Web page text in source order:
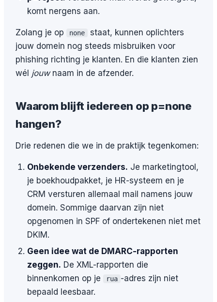
komt nergens aan.
Zolang je op none
staat, kunnen oplichters
jouw domein nog steeds misbruiken voor
phishing richting je klanten. En die klanten zien
wél jouwnaam in de afzender.
Waarom blijft iedereen op p=none
hangen?
Drie redenen die we in de praktijk tegenkomen:
Onbekende verzenders. Je marketingtool,
je boekhoudpakket, je HR-systeem en je
CRM versturen allemaal mail namens jouw
domein. Sommige daarvan zijn niet
opgenomen in SPF of ondertekenen niet met
DKIM.
Geen idee wat de DMARC-rapporten
zeggen. De XML-rapporten die
binnenkomen op je
rua -adres zijn niet
bepaald leesbaar.